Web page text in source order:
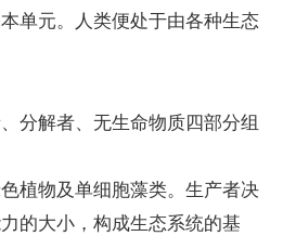
单元。人类便处于由各种生态
解者、无生命物质四部分组
物及单细胞藻类。生产者决
的大小，构成生态系统的基